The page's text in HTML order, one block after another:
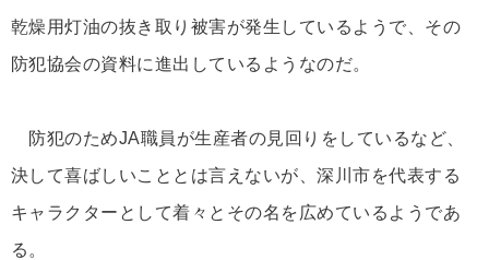
乾燥用灯油の抜き取り被害が発生しているようで、その
防犯協会の資料に進出しているようなのだ。
防犯のためJA職員が生産者の見回りをしているなど、
決して喜ばしいこととは言えないが、深川市を代表する
キャラクターとして着々とその名を広めているようであ
る。